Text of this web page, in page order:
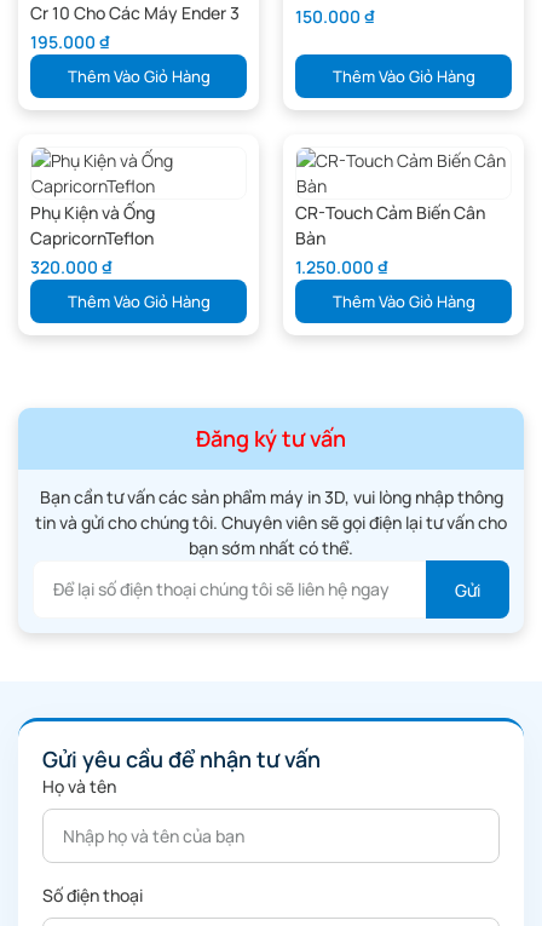
Cr 10 Cho Các Máy Ender 3
/Ender 3v2/Ender 3 Pro
195.000 ₫
Thêm Vào Giỏ Hàng
150.000 ₫
Thêm Vào Giỏ Hàng
Phụ Kiện và Ống
CapricornTeflon
320.000 ₫
Thêm Vào Giỏ Hàng
CR-Touch Cảm Biến Cân
Bàn
1.250.000 ₫
Thêm Vào Giỏ Hàng
Đăng ký tư vấn
Bạn cần tư vấn các sản phẩm máy in 3D, vui lòng nhập thông
tin và gửi cho chúng tôi. Chuyên viên sẽ gọi điện lại tư vấn cho
bạn sớm nhất có thể.
Gửi yêu cầu để nhận tư vấn
Họ và tên
Số điện thoại